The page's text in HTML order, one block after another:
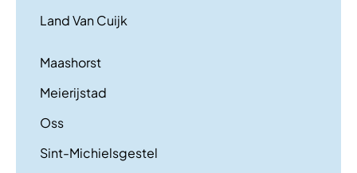
Land Van Cuijk
Maashorst
Meierijstad
Oss
Sint-Michielsgestel